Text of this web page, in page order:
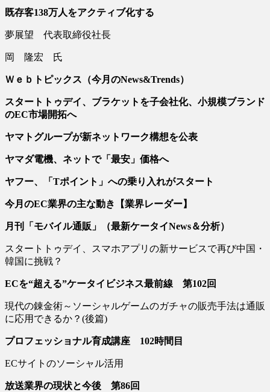
既存客138万人をアクティブ化する
夢展望 代表取締役社長
岡 隆宏 氏
Ｗｅｂトピックス （今月のNews&Trends）
スタートトゥデイ、ブラケットを子会社化、 小規模ブランド
のEC市場開拓へ
ヤマトグループが新ネットワーク構想を公表
ヤマダ電機、ネットで「最安」価格へ
ヤフー、「 Tポイント」への乗り入れがスタート
今月のEC業界の主な動き【業界レーダー】
月刊「モバイル通販」 （最新ケータイNews＆分析）
スタートトゥデイ、スマホアプリの新サービスで再び中国・
韓国に挑戦？
ECを“超える”ケータイビジネス最前線 第102回
現代の錬金術～ソーシャルゲームのガチャの販売手法は通販
に応用できるか？(後篇)
プロフェッショナル育成講座 102時間目
ECサイトのソーシャル活用
放送業界の現状と今後 第86回